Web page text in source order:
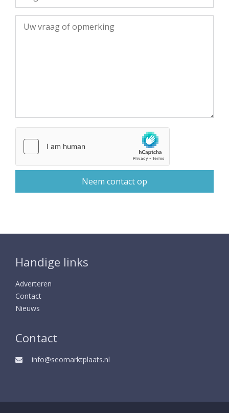
Handige links
Adverteren
Contact
Nieuws
Contact
info@seomarktplaats.nl